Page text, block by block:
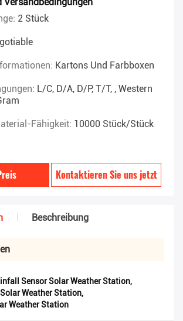
Versandbedingungen
2 Stück
Kartons Und Farbboxen
L/C, D/A, D/P, T/T, , Western
Fähigkeit: 10000 Stück/Stück
Kontaktieren Sie uns jetzt
Beschreibung
Sensor Solar Weather Station,
Weather Station,
Weather Station